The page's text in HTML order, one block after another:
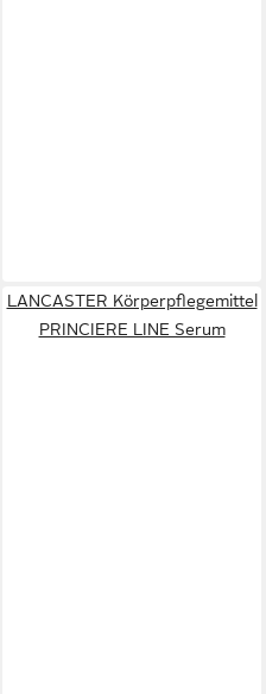
LANCASTER Körperpflegemittel
PRINCIERE LINE Serum